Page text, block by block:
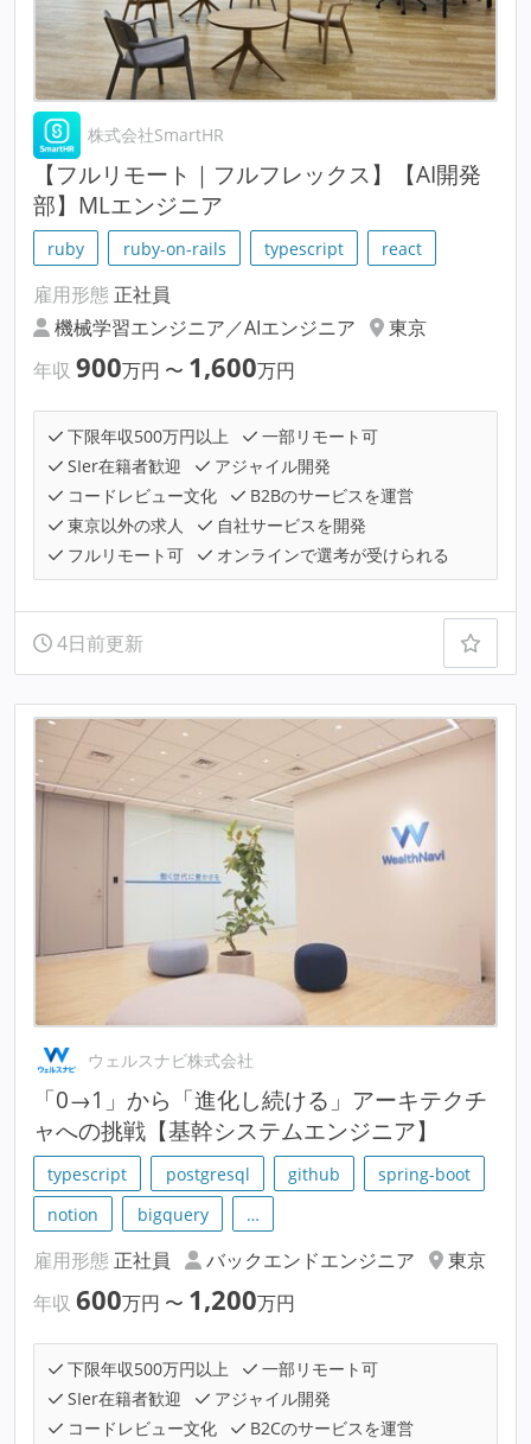
株式会社SmartHR
【フルリモート｜フルフレックス】【AI開発
部】MLエンジニア
ruby ruby-on-rails typescript react
雇用形態 正社員
機械学習エンジニア／AIエンジニア
東京
年収 900万円 〜 1,600万円
下限年収500万円以上
一部リモート可
SIer在籍者歓迎
アジャイル開発
コードレビュー文化
B2Bのサービスを運営
東京以外の求人
自社サービスを開発
フルリモート可
オンラインで選考が受けられる
4日前更新
ウェルスナビ株式会社
「0→1」から「進化し続ける」アーキテクチ
ャへの挑戦【基幹システムエンジニア】
typescript postgresql github
spring-boot
notion
bigquery …
雇用形態 正社員 バックエンドエンジニア
東京
年収 600万円 〜 1,200万円
下限年収500万円以上
一部リモート可
SIer在籍者歓迎
アジャイル開発
コードレビュー文化
B2Cのサービスを運営